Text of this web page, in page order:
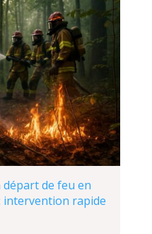
départ de feu en
intervention rapide